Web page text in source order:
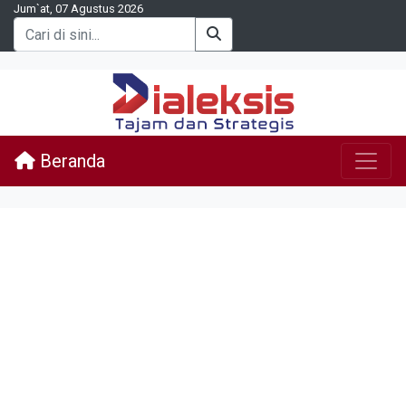
Jum`at, 07 Agustus 2026
Beranda